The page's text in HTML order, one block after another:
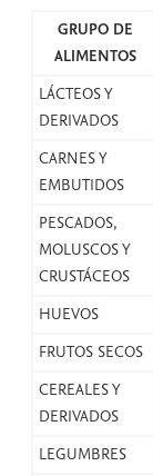
GRUPO DE
ALIMENTOS
LÁCTEOS Y
DERIVADOS
CARNES Y
EMBUTIDOS
PESCADOS,
MOLUSCOS Y
CRUSTÁCEOS
HUEVOS
FRUTOS SECOS
CEREALES Y
DERIVADOS
LEGUMBRES